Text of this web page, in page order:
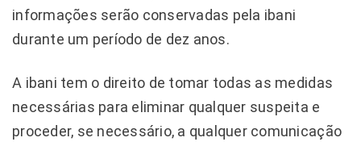
informações serão conservadas pela ibani
durante um período de dez anos.
A ibani tem o direito de tomar todas as medidas
necessárias para eliminar qualquer suspeita e
proceder, se necessário, a qualquer comunicação